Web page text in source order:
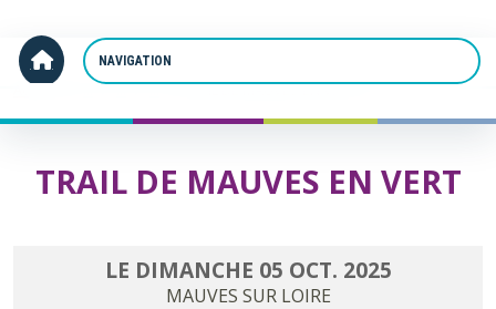
Accueil TRAIL DE MAUVES EN VERT
TRAIL DE MAUVES EN VERT
LE DIMANCHE 05 OCT. 2025
MAUVES SUR LOIRE